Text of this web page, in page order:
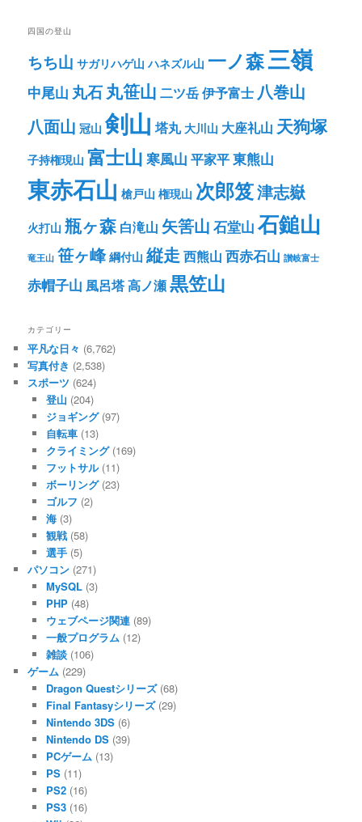
四国の登山
ちち山 サガリハゲ山 ハネズル山 一ノ森三嶺
中尾山 丸石丸笹山 二ツ岳伊予富士 八巻山
八面山 冠山 剣山 塔丸 大川山 大座礼山 天狗塚
子持権現山 富士山 寒風山 平家平東熊山
東赤石山 槍戸山 権現山 次郎笈津志嶽
火打山 瓶ヶ森 白滝山 矢筈山 石堂山 石鎚山
竜王山 笹ヶ峰 綱付山 縦走 西熊山 西赤石山 讃岐富士
赤帽子山 風呂塔高ノ瀬黒笠山
カテゴリー
平凡な日々 (6,762)
写真付き (2,538)
スポーツ (624)
登山 (204)
ジョギング(97)
自転車(13)
クライミング(169)
フットサル(11)
ボーリング(23)
ゴルフ (2)
海(3)
観戦(58)
選手(5)
パソコン (271)
MySQL(3)
PHP(48)
ウェブページ関連(89)
一般プログラム(12)
雑談(106)
ゲーム (229)
Dragon Questシリーズ(68)
Final Fantasyシリーズ(29)
Nintendo 3DS(6)
Nintendo DS(39)
PCゲーム(13)
PS(11)
PS2(16)
PS3(16)